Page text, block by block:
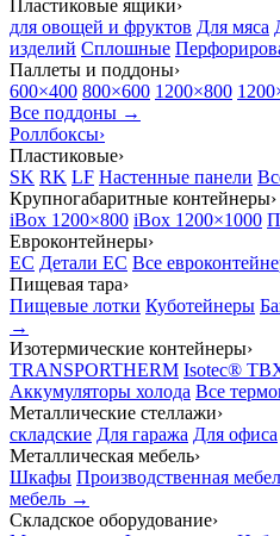
Пластиковые ящики›
для овощей и фруктов Для мяса
изделий Сплошные
Паллеты и поддоны›
600×400 800×600 1200×800
Все поддоны →
Роллбоксы›
Пластиковые›
SK RK LF Настенные панели
Крупногабаритные контейнеры›
iBox 1200×800 iBox 1200×1000
Евроконтейнеры›
EC Детали EC Все
Пищевая тара›
Пищевые лотки Куботейнеры
→
Изотермические контейнеры›
TRANSPORTHERM Isotec®
Аккумуляторы холода Все
Металлические стеллажи›
складские Для гаража Для офиса
Металлическая мебель›
Шкафы Производственная
мебель →
Складское оборудование›